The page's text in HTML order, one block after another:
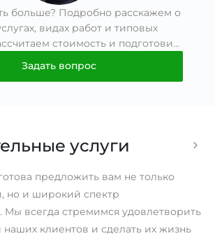
больше? Подробно расскажем о
видах работ и типовых
стоимость и подготовим
Задать вопрос
услуги
предложить вам не только
но и широкий спектр
Мы всегда стремимся удовлетворить
наших клиентов и сделать их жизнь